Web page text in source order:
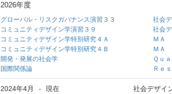
2026年度
グローバル・リスクガバナンス演習３３
コミュニティデザイン学演習３９
コミュニティデザイン学特別研究４Ａ
コミュニティデザイン学特別研究４Ｂ
開発・発展の社会学
国際関係論
社会
社会
ＭＡ
ＭＡ
Ｑｕ
Ｒｅ
2024年4月 - 現在 社会デザイ